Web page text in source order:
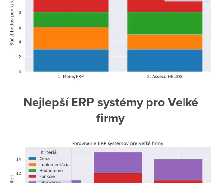
Nejlepší ERP systémy pro Velké
firmy